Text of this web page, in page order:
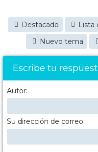
Destacado Lista
Nuevo tema
Escribe tu
Autor:
Su dirección de correo: